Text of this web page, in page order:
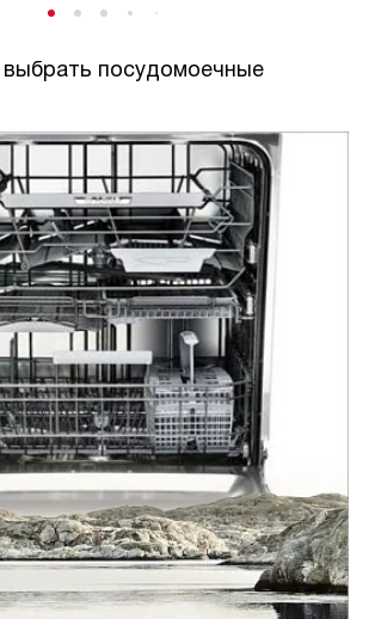
посудомоечные